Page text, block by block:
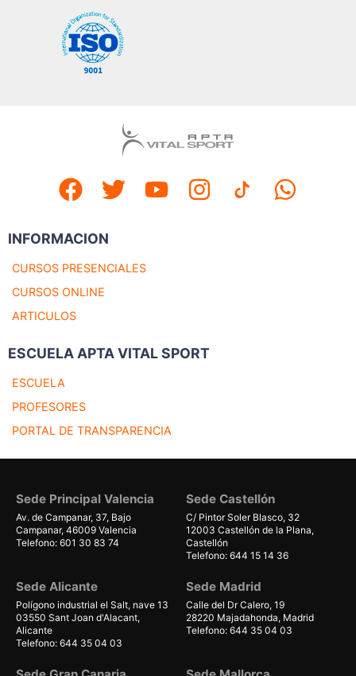
INFORMACION
CURSOS PRESENCIALES
CURSOS ONLINE
ARTICULOS
ESCUELA APTA VITAL SPORT
ESCUELA
PROFESORES
PORTAL DE TRANSPARENCIA
Sede Principal Valencia
Av. de Campanar, 37, Bajo
Campanar, 46009 Valencia
Telefono: 601 30 83 74
Sede Castellón
C/ Pintor Soler Blasco, 32
12003 Castellón de la Plana,
Castellón
Telefono: 644 15 14 36
Sede Alicante
Polígono industrial el Salt, nave 13
03550 Sant Joan d'Alacant,
Alicante
Telefono: 644 35 04 03
Sede Madrid
Calle del Dr Calero, 19
28220 Majadahonda, Madrid
Telefono: 644 35 04 03